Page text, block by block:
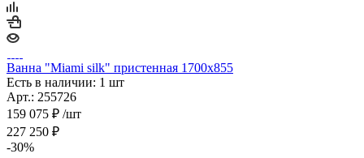
Ванна "Miami silk" пристенная 1700х855
Есть в наличии: 1 шт
Арт.: 255726
159 075 ₽ /шт
227 250 ₽
-30%